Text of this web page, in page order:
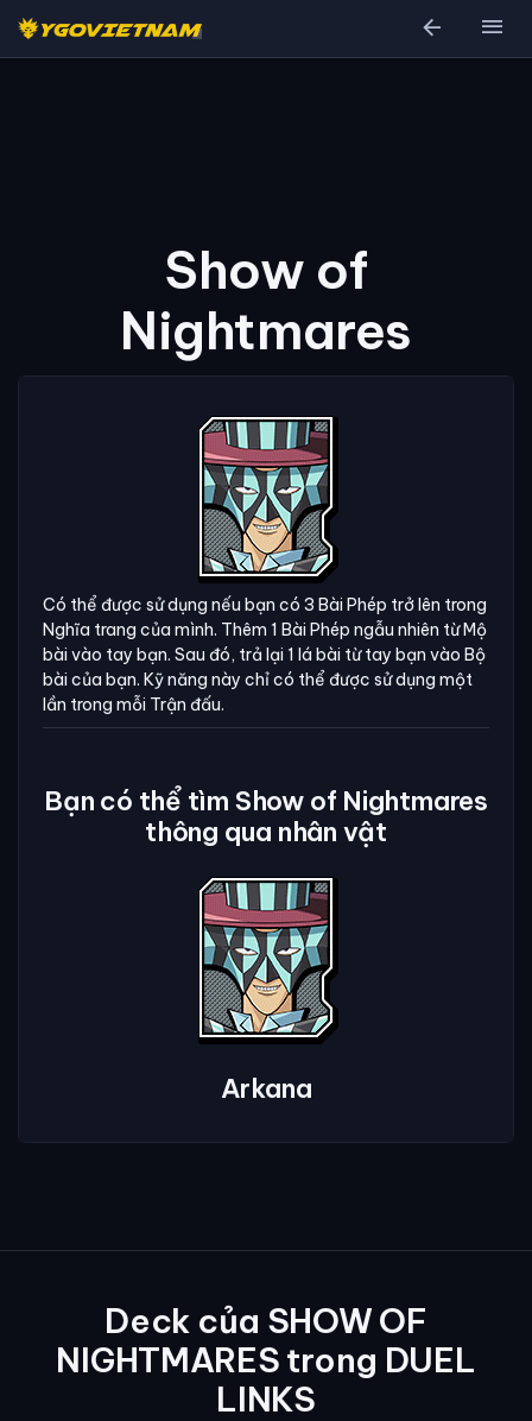
arrow_back menu
Show of
Nightmares
Có thể được sử dụng nếu bạn có 3 Bài Phép trở lên trong
Nghĩa trang của mình. Thêm 1 Bài Phép ngẫu nhiên từ Mộ
bài vào tay bạn. Sau đó, trả lại 1 lá bài từ tay bạn vào Bộ
bài của bạn. Kỹ năng này chỉ có thể được sử dụng một
lần trong mỗi Trận đấu.
Bạn có thể tìm Show of Nightmares
thông qua nhân vật
Arkana
Deck của SHOW OF
NIGHTMARES trong DUEL
LINKS